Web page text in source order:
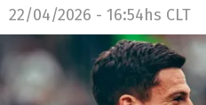
22/04/2026 - 16:54hs CLT